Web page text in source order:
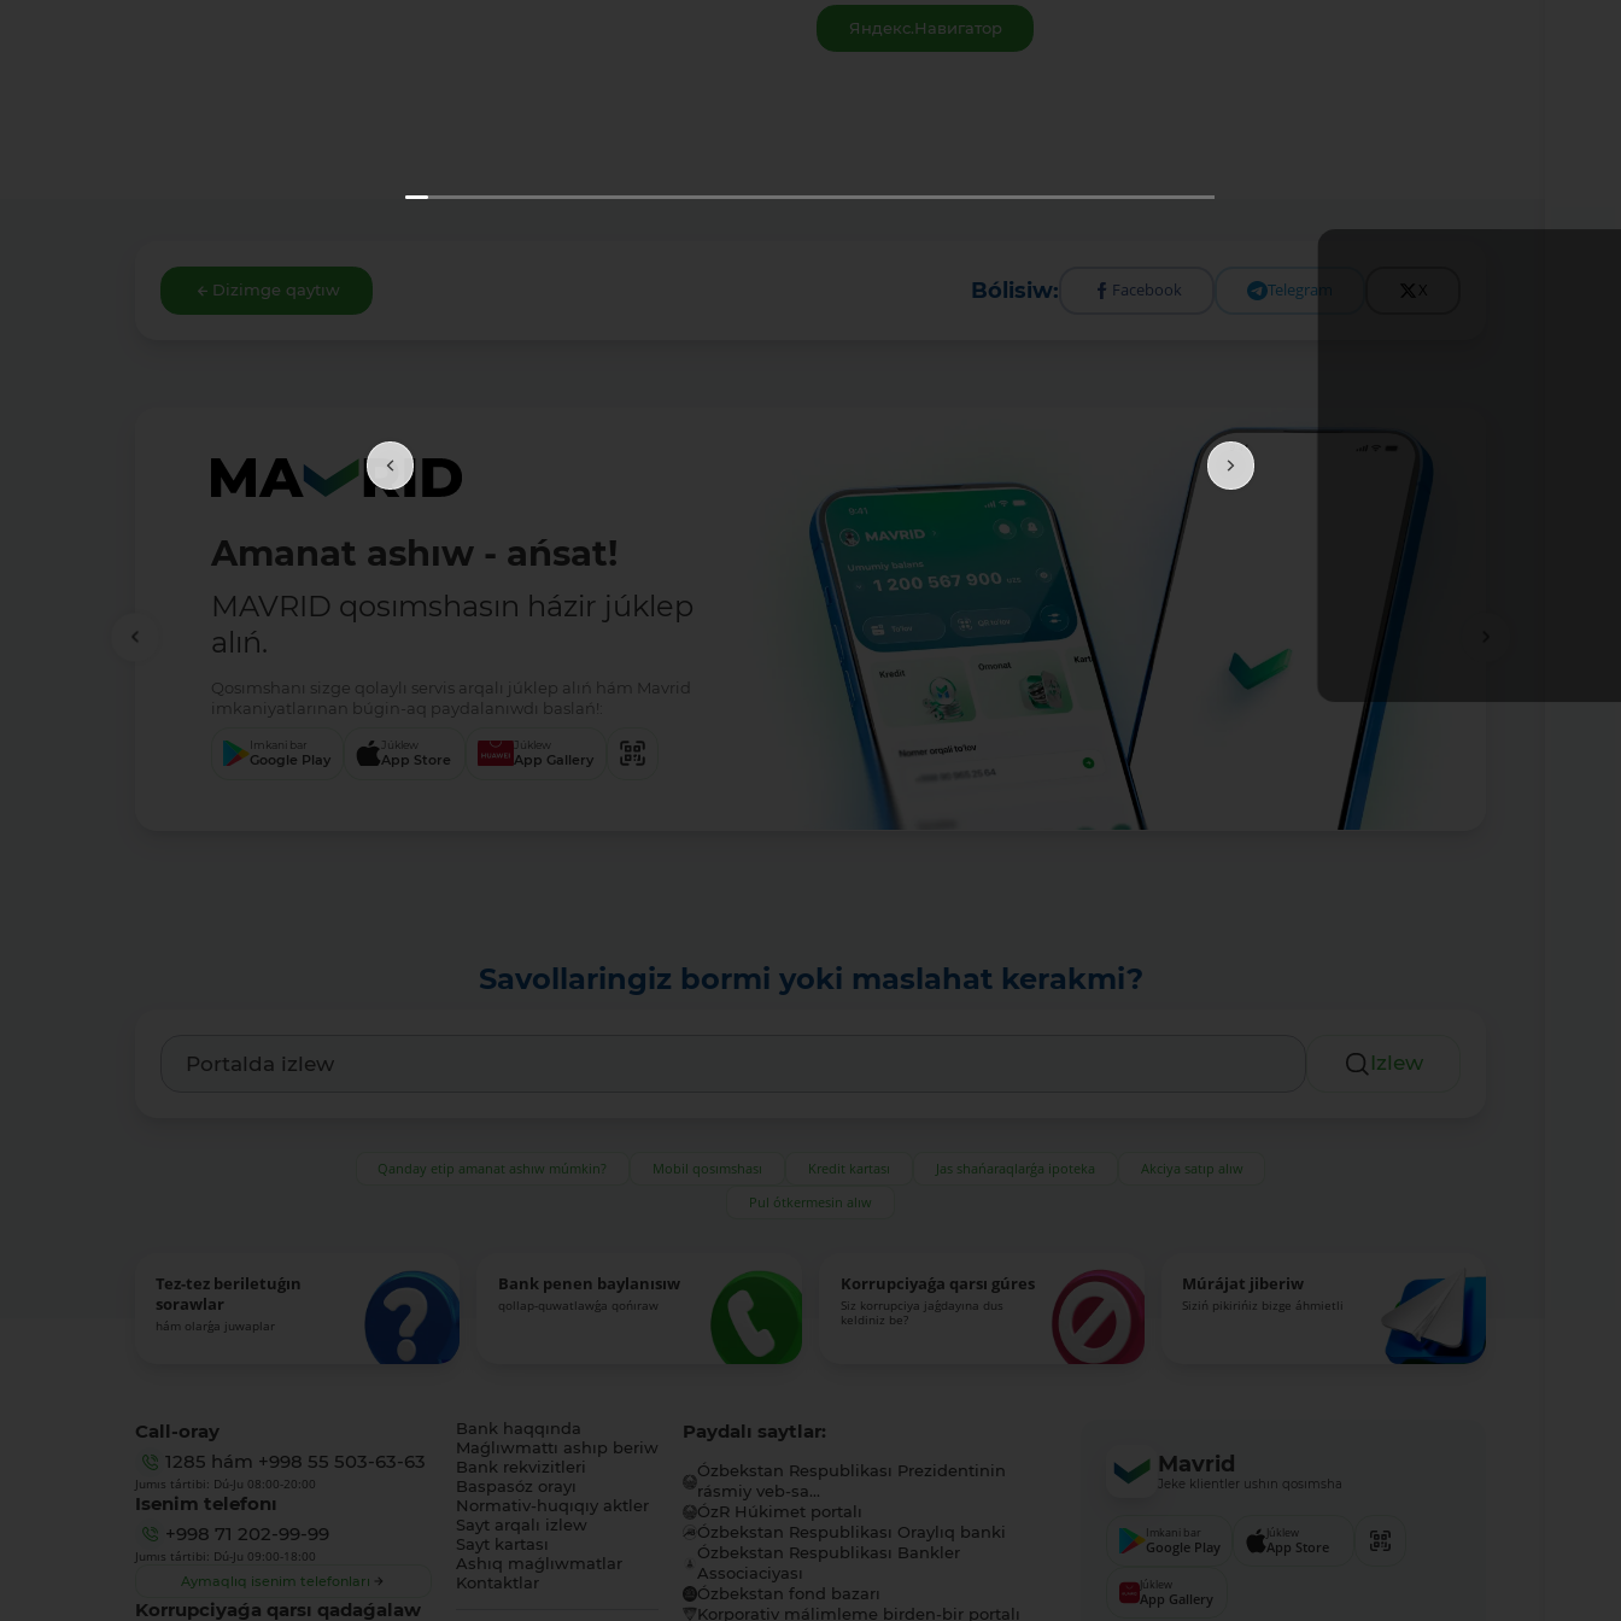
Яндекс.Навигатор
Dizimge qaytıw Bólisiw: Facebook Telegram X
Amanat ashıw - ańsat!
MAVRID qosımshasın házir júklep
alıń.
Qosımshanı sizge qolaylı servis arqalı júklep alıń hám Mavrid
imkaniyatlarınan búgin-aq paydalanıwdı baslań!:
Imkani bar
Google Play
Júklew
App Store
Júklew
App Gallery
Savollaringiz bormi yoki maslahat kerakmi?
Izlew
Qanday etip amanat ashıw múmkin? Mobil qosımshası Kredit kartası Jas shańaraqlarǵa ipoteka
Akciya satıp alıw
Pul ótkermesin alıw
Tez-tez beriletuǵın
sorawlar
hám olarǵa juwaplar
Bank penen baylanısıw
qollap-quwatlawǵa qońıraw
Korrupciyaǵa qarsı gúres
Siz korrupciya jaǵdayına dus
keldiniz be?
Múrájat jiberiw
Siziń pikirińiz bizge áhmietli
Call-oray
1285 hám +998 55 503-63-63
Jumıs tártibi: Dú-Ju 08:00-20:00
Isenim telefonı
+998 71 202-99-99
Jumıs tártibi: Dú-Ju 09:00-18:00
Aymaqlıq isenim telefonları
Korrupciyaǵa qarsı qadaǵalaw
Bank haqqında
Maǵlıwmattı ashıp beriw
Bank rekvizitleri
Baspasóz orayı
Normativ-huqıqıy aktler
Sayt arqalı izlew
Sayt kartası
Ashıq maǵlıwmatlar
Kontaktlar
Paydalı saytlar:
Ózbekstan Respublikası Prezidentinin
rásmiy veb-sa...
ÓzR Húkimet portalı
Ózbekstan Respublikası Oraylıq banki
Ózbekstan Respublikası Bankler
Associaciyası
Ózbekstan fond bazarı
Korporativ málimleme birden-bir portalı
Mavrid
Jeke klientler ushın qosımsha
Imkani bar
Google Play
Júklew
App Store
Júklew
App Gallery